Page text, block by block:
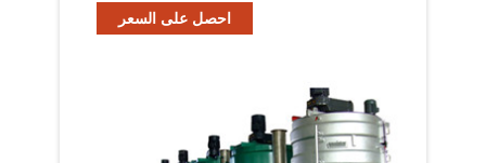
احصل على السعر